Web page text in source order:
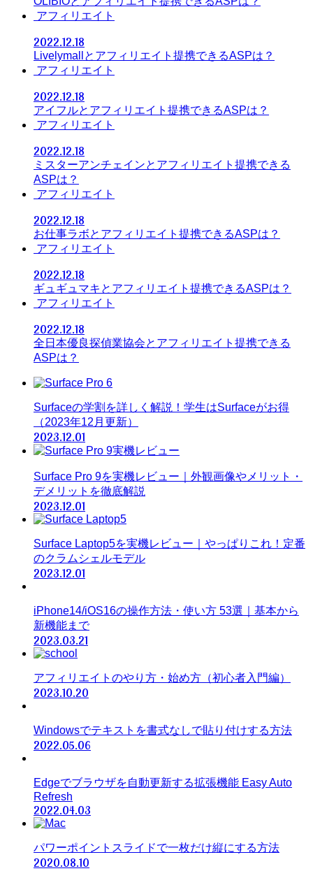
アフィリエイト
2022.12.18
Livelymallとアフィリエイト提携できるASPは？
アフィリエイト
2022.12.18
アイフルとアフィリエイト提携できるASPは？
アフィリエイト
2022.12.18
ミスターアンチェインとアフィリエイト提携できる
ASPは？
アフィリエイト
2022.12.18
お仕事ラボとアフィリエイト提携できるASPは？
アフィリエイト
2022.12.18
ギュギュマキとアフィリエイト提携できるASPは？
アフィリエイト
2022.12.18
全日本優良探偵業協会とアフィリエイト提携できる
ASPは？
Surfaceの学割を詳しく解説！学生はSurfaceがお得
（2023年12月更新）
2023.12.01
Surface Pro 9を実機レビュー｜外観画像やメリット・
デメリットを徹底解説
2023.12.01
Surface Laptop5を実機レビュー｜やっぱりこれ！定番
のクラムシェルモデル
2023.12.01
iPhone14/iOS16の操作方法・使い方 53選｜基本から
新機能まで
2023.03.21
アフィリエイトのやり方・始め方（初心者入門編）
2023.10.20
Windowsでテキストを書式なしで貼り付けする方法
2022.05.06
Edgeでブラウザを自動更新する拡張機能 Easy Auto
Refresh
2022.04.03
パワーポイントスライドで一枚だけ縦にする方法
2020.08.10